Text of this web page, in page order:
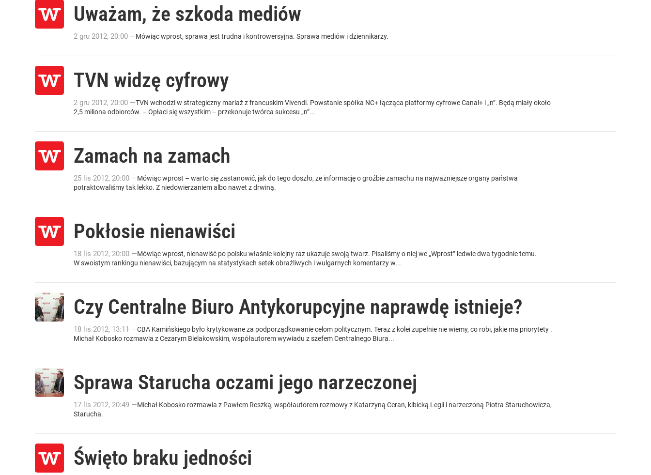
Uważam, że szkoda mediów
2 gru 2012, 20:00 —Mówiąc wprost, sprawa jest trudna i kontrowersyjna. Sprawa mediów i dziennikarzy.
TVN widzę cyfrowy
2 gru 2012, 20:00 —TVN wchodzi w strategiczny mariaż z francuskim Vivendi. Powstanie spółka NC+ łącząca platformy cyfrowe Canal+ i „n”. Będą miały około
2,5 miliona odbiorców. – Opłaci się wszystkim – przekonuje twórca sukcesu „n”...
Zamach na zamach
25 lis 2012, 20:00 —Mówiąc wprost – warto się zastanowić, jak do tego doszło, że informację o groźbie zamachu na najważniejsze organy państwa
potraktowaliśmy tak lekko. Z niedowierzaniem albo nawet z drwiną.
Pokłosie nienawiści
18 lis 2012, 20:00 —Mówiąc wprost, nienawiść po polsku właśnie kolejny raz ukazuje swoją twarz. Pisaliśmy o niej we „Wprost” ledwie dwa tygodnie temu.
W swoistym rankingu nienawiści, bazującym na statystykach setek obraźliwych i wulgarnych komentarzy w...
Czy Centralne Biuro Antykorupcyjne naprawdę istnieje?
18 lis 2012, 13:11 —CBA Kamińskiego było krytykowane za podporządkowanie celom politycznym. Teraz z kolei zupełnie nie wiemy, co robi, jakie ma priorytety .
Michał Kobosko rozmawia z Cezarym Bielakowskim, współautorem wywiadu z szefem Centralnego Biura...
Sprawa Starucha oczami jego narzeczonej
17 lis 2012, 20:49 —Michał Kobosko rozmawia z Pawłem Reszką, współautorem rozmowy z Katarzyną Ceran, kibicką Legii i narzeczoną Piotra Staruchowicza,
Starucha.
Święto braku jedności